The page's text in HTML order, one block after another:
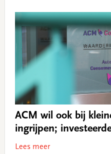
ACM wil ook bij
ingrijpen;
Lees meer